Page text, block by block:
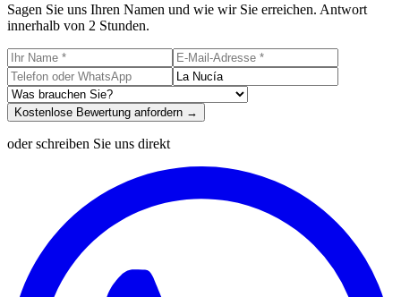
Sagen Sie uns Ihren Namen und wie wir Sie erreichen. Antwort
innerhalb von 2 Stunden.
Kostenlose Bewertung anfordern →
oder schreiben Sie uns direkt